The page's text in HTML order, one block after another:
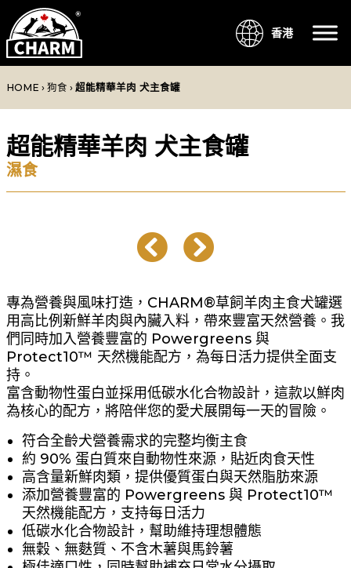
香港
HOME › 狗食 › 超能精華羊肉 犬主食罐
超能精華羊肉 犬主食罐
濕食
專為營養與風味打造，CHARM®草飼羊肉主食犬罐選
用高比例新鮮羊肉與內臟入料，帶來豐富天然營養。我
們同時加入營養豐富的 Powergreens 與
Protect10™ 天然機能配方，為每日活力提供全面支
持。
富含動物性蛋白並採用低碳水化合物設計，這款以鮮肉
為核心的配方，將陪伴您的愛犬展開每一天的冒險。
符合全齡犬營養需求的完整均衡主食
約 90% 蛋白質來自動物性來源，貼近肉食天性
高含量新鮮肉類，提供優質蛋白與天然脂肪來源
添加營養豐富的 Powergreens 與 Protect10™
天然機能配方，支持每日活力
低碳水化合物設計，幫助維持理想體態
無穀、無麩質、不含木薯與馬鈴薯